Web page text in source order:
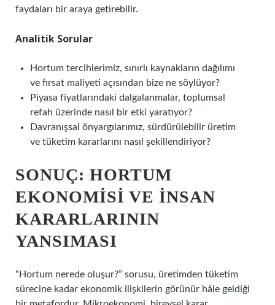
faydaları bir araya getirebilir.
Analitik Sorular
Hortum tercihlerimiz, sınırlı kaynakların dağılımı
ve fırsat maliyeti açısından bize ne söylüyor?
Piyasa fiyatlarındaki dalgalanmalar, toplumsal
refah üzerinde nasıl bir etki yaratıyor?
Davranışsal önyargılarımız, sürdürülebilir üretim
ve tüketim kararlarını nasıl şekillendiriyor?
SONUÇ: HORTUM
EKONOMISI VE İNSAN
KARARLARININ
YANSIMASI
“Hortum nerede oluşur?” sorusu, üretimden tüketim
sürecine kadar ekonomik ilişkilerin görünür hâle geldiği